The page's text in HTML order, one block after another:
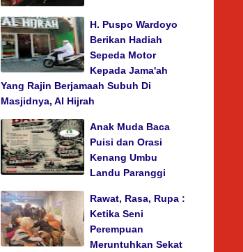
H. Puspo Wardoyo
Berikan Hadiah
Sepeda Motor
Kepada Jama'ah
Yang Rajin Berjamaah Subuh Di
Masjidnya, Al Hijrah
Anak Muda Baca
Puisi dan Orasi
Kenang Umbu
Landu Paranggi
Rawat, Rasa, Rupa :
Ketika Seni
Perempuan
Meruntuhkan Sekat